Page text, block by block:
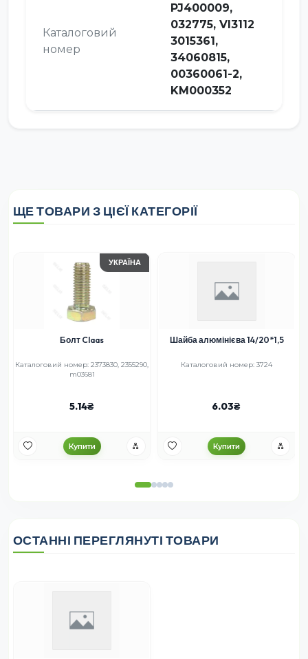
Каталоговий
номер
PJ400009,
032775, VI3112
3015361,
34060815,
00360061-2,
KM000352
ЩЕ ТОВАРИ З ЦІЄЇ КАТЕГОРІЇ
УКРАЇНА
Болт Claas
Каталоговий номер: 2373830, 2355290,
m03681
5.14
Купити
Шайба алюмінієва 14/20*1,5
Каталоговий номер: 3724
6.03
Купити
ОСТАННІ ПЕРЕГЛЯНУТІ ТОВАРИ